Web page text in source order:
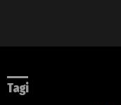
Tagi